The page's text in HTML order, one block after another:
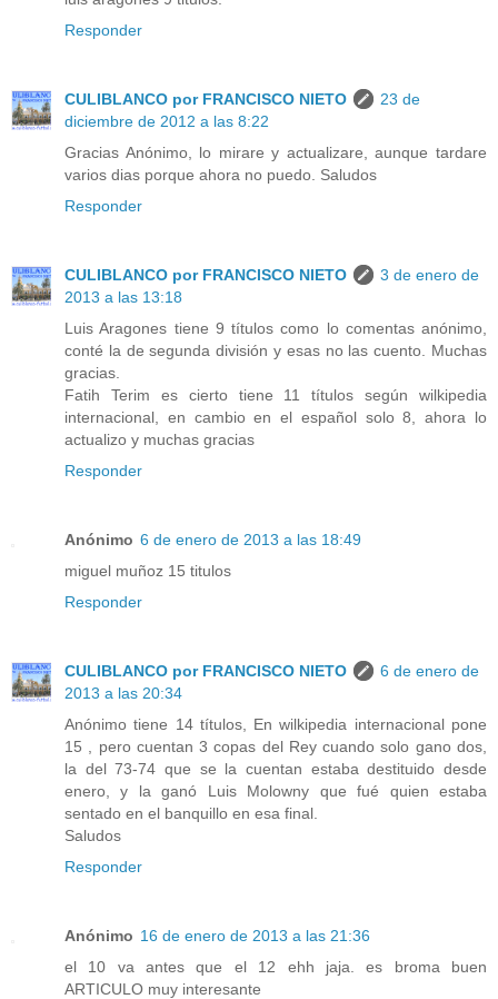
Responder
CULIBLANCO por FRANCISCO NIETO
23 de
diciembre de 2012 a las 8:22
Gracias Anónimo, lo mirare y actualizare, aunque tardare
varios dias porque ahora no puedo. Saludos
Responder
CULIBLANCO por FRANCISCO NIETO
3 de enero de
2013 a las 13:18
Luis Aragones tiene 9 títulos como lo comentas anónimo,
conté la de segunda división y esas no las cuento. Muchas
gracias.
Fatih Terim es cierto tiene 11 títulos según wilkipedia
internacional, en cambio en el español solo 8, ahora lo
actualizo y muchas gracias
Responder
Anónimo 6 de enero de 2013 a las 18:49
miguel muñoz 15 titulos
Responder
CULIBLANCO por FRANCISCO NIETO
6 de enero de
2013 a las 20:34
Anónimo tiene 14 títulos, En wilkipedia internacional pone
15 , pero cuentan 3 copas del Rey cuando solo gano dos,
la del 73-74 que se la cuentan estaba destituido desde
enero, y la ganó Luis Molowny que fué quien estaba
sentado en el banquillo en esa final.
Saludos
Responder
Anónimo 16 de enero de 2013 a las 21:36
el 10 va antes que el 12 ehh jaja. es broma buen
ARTICULO muy interesante